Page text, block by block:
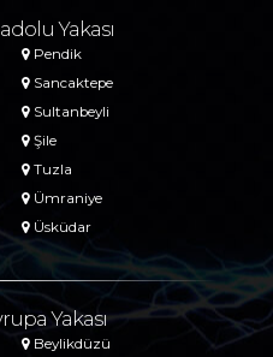
Yakası
Pendik
Sancaktepe
Sultanbeyli
Şile
Tuzla
Ümraniye
Üsküdar
Yakası
Beylikdüzü